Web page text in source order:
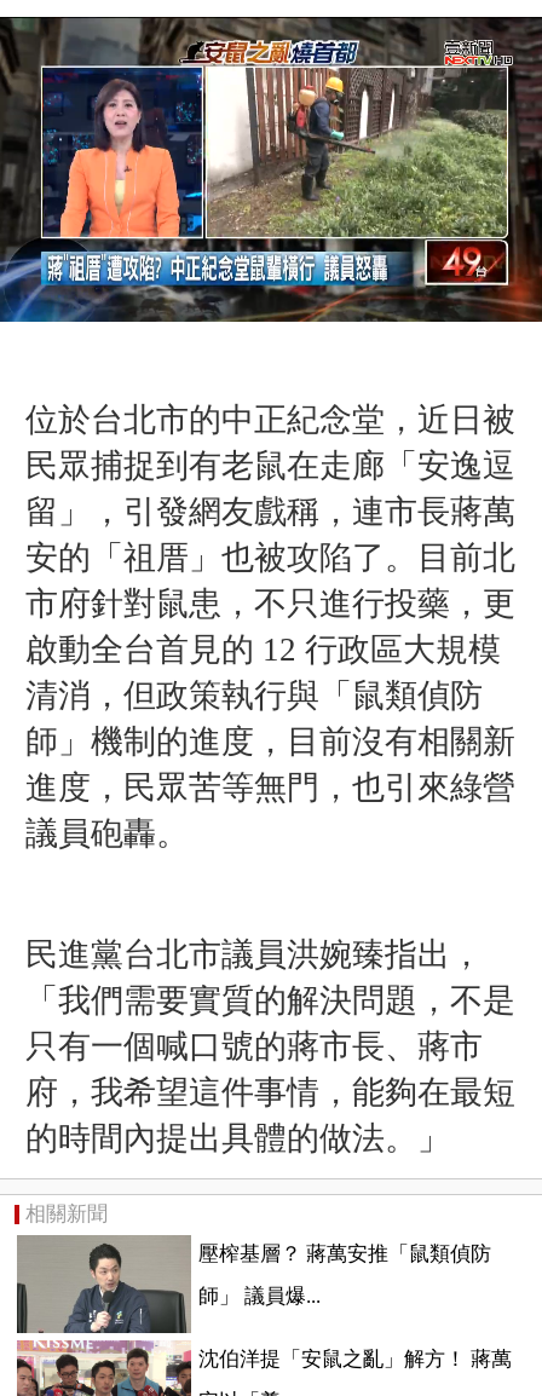
位於台北市的中正紀念堂，近日被
民眾捕捉到有老鼠在走廊「安逸逗
留」，引發網友戲稱，連市長蔣萬
安的 「 祖厝 」 也被攻陷了。目前北
市府針對鼠患，不只進行投藥，更
啟動全台首見的 12 行政區大規模
清消，但政策執行與 「 鼠類偵防
師 」機制的進度，目前沒有相關新
進度，民眾苦等無門，也引來綠營
議員砲轟。
民進黨台北市議員洪婉臻指出，
「 我們需要實質的解決問題，不是
只有一個喊口號的蔣市長、蔣市
府，我希望這件事情，能夠在最短
的時間內提出具體的做法。
」
相關新聞
壓榨基層？ 蔣萬安推「鼠類偵防
師」 議員爆...
沈伯洋提「安鼠之亂」解方！ 蔣萬